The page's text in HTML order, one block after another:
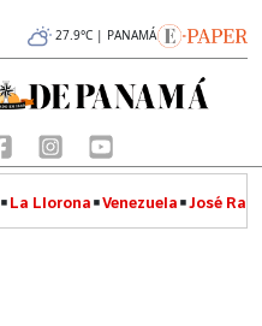
27.9°C | PANAMÁ
La Llorona Venezuela José